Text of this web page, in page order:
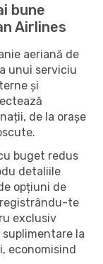
bune
Airlines
aeriană de
unui serviciu
și
de la orașe
buget redus
detaliile
opțiuni de
te
exclusiv
la
economisind